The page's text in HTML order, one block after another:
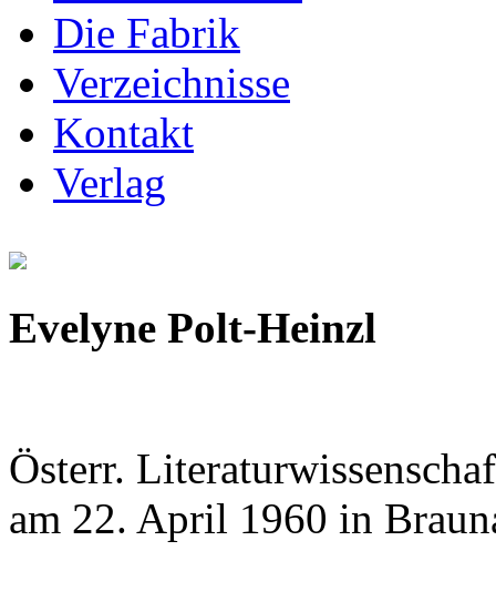
Die Fabrik
Verzeichnisse
Kontakt
Verlag
Evelyne Polt-Heinzl
Österr.
am 22. April 1960 in